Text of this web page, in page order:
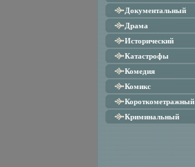
Документальный
Драма
Исторический
Катастрофы
Комедия
Комикс
Короткометражный
Криминальный